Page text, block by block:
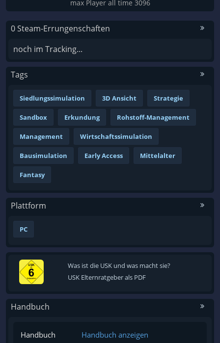
max Player all time 3096
0 Steam-Errungenschaften
noch im Tracking...
Tags
Siedlungssimulation 3D Ansicht Strategie
Sandbox Erkundung Rohstoff-Management
Management Wirtschaftssimulation
Bausimulation Early Access Mittelalter
Fantasy
Plattform
PC
Was ist die USK und was macht sie?
USK Elternratgeber als PDF
Handbuch
Handbuch Handbuch anzeigen